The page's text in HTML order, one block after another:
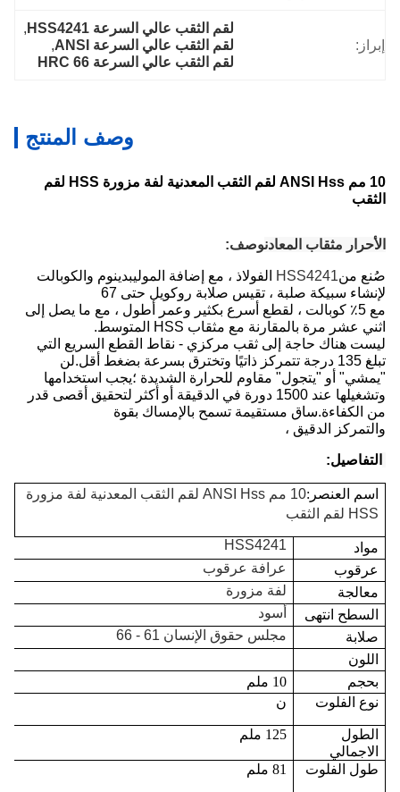
إبراز:
لقم الثقب عالي السرعة HSS4241
,
لقم الثقب عالي السرعة ANSI
,
لقم الثقب عالي السرعة HRC 66
وصف المنتج
10 مم ANSI Hss لقم الثقب المعدنية لفة مزورة HSS لقم
الثقب
الأحرار مثقاب المعادنوصف:
صُنع منHSS4241الفولاذ ، مع إضافة الموليبدينوم والكوبالت
لإنشاء سبيكة صلبة ، تقيس صلابة روكويل حتى 67
مع 5٪ كوبالت ، لقطع أسرع بكثير وعمر أطول ، مع ما يصل إلى
اثني عشر مرة بالمقارنة مع مثقاب HSS المتوسط.
ليست هناك حاجة إلى ثقب مركزي - نقاط القطع السريع التي
تبلغ 135 درجة تتمركز ذاتيًا وتخترق بسرعة بضغط أقل.لن
"يمشي" أو "يتجول" مقاوم للحرارة الشديدة ؛يجب استخدامها
وتشغيلها عند 1500 دورة في الدقيقة أو أكثر لتحقيق أقصى قدر
من الكفاءة.ساق مستقيمة تسمح بالإمساك بقوة
والتمركز الدقيق ،
التفاصيل:
اسم العنصر:
10 مم ANSI Hss لقم الثقب المعدنية لفة مزورة
HSS لقم الثقب
مواد
HSS4241
عرقوب
عرافة عرقوب
معالجة
لفة مزورة
السطح انتهى
أسود
صلابة
مجلس حقوق الإنسان 61 - 66
اللون
بحجم
10 ملم
نوع الفلوت
ن
الطول
الاجمالي
125 ملم
طول الفلوت 81 ملم